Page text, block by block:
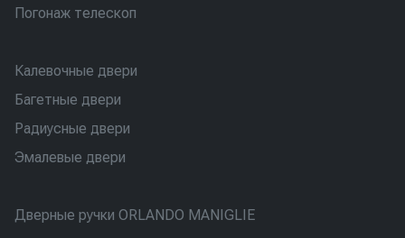
Погонаж телескоп
Калевочные двери
Багетные двери
Радиусные двери
Эмалевые двери
Дверные ручки ORLANDO MANIGLIE